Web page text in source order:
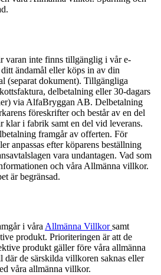
varan inte finns tillgänglig i vår e-
ändamål eller köps in av din
(separat dokument). Tillgängliga
delbetalning eller 30-dagars
via AlfaBryggan AB. Delbetalning
föreskrifter och består av en del
klar i fabrik samt en del vid leverans.
framgår av offerten. För
anpassas efter köparens beställning
vara undantagen. Vad som
och våra Allmänna villkor.
är begränsad.
i våra Allmänna Villkorsamt
produkt. Prioriteringen är att de
produkt gäller före våra allmänna
de särskilda villkoren saknas eller
våra allmänna villkor.